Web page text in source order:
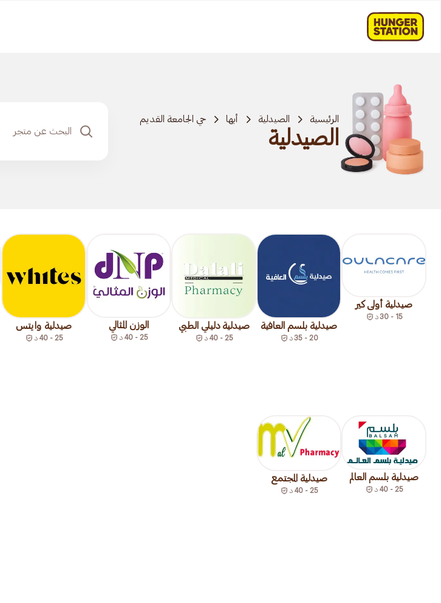
الرئيسية الصيدلية أبها حي الجامعة القديم
الصيدلية
صيدلية أولى كير
15 - 30 د
صيدلية بلسم العافية
20 - 35 د
صيدلية دليلي الطبي
25 - 40 د
الوزن المثالي
25 - 40 د
صيدلية وايتس
25 - 40 د
صيدلية بلسم العالم
25 - 40 د
صيدلية المجتمع
25 - 40 د